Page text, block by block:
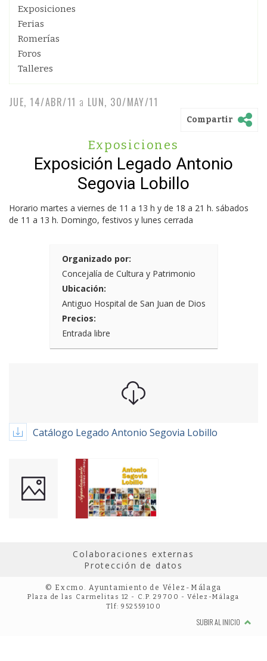
Exposiciones
Ferias
Romerías
Foros
Talleres
JUE, 14/ABR/11 a LUN, 30/MAY/11
Compartir
Exposiciones
Exposición Legado Antonio
Segovia Lobillo
Horario martes a viernes de 11 a 13 h y de 18 a 21 h. sábados
de 11 a 13 h. Domingo, festivos y lunes cerrada
Organizado por:
Concejalía de Cultura y Patrimonio
Ubicación:
Antiguo Hospital de San Juan de Dios
Precios:
Entrada libre
Catálogo Legado Antonio Segovia Lobillo
Colaboraciones externas
Protección de datos
© Excmo. Ayuntamiento de Vélez-Málaga
Plaza de las Carmelitas 12 - C.P. 29700 - Vélez-Málaga
Tlf: 952559100
SUBIR AL INICIO